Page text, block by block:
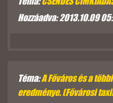
Hozzáadva: 2013.10.09
Téma:A Főváros és a
eredménye. (Fővárosi